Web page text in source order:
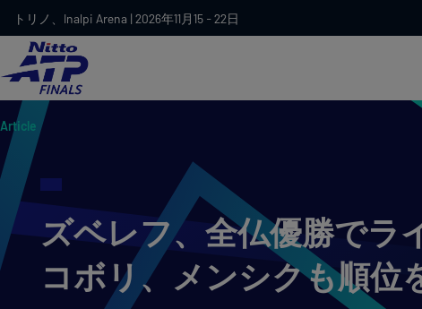
トリノ、Inalpi Arena | 2026年11月15 - 22日
Article
ズベレフ、全仏優勝でラ
コボリ、メンシクも順位